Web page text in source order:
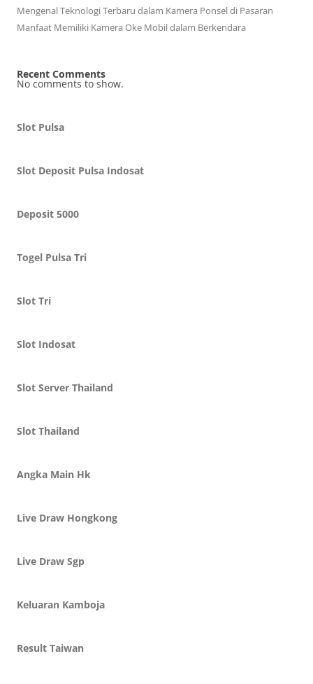
Mengenal Teknologi Terbaru dalam Kamera Ponsel di Pasaran
Manfaat Memiliki Kamera Oke Mobil dalam Berkendara
Recent Comments
No comments to show.
Slot Pulsa
Slot Deposit Pulsa Indosat
Deposit 5000
Togel Pulsa Tri
Slot Tri
Slot Indosat
Slot Server Thailand
Slot Thailand
Angka Main Hk
Live Draw Hongkong
Live Draw Sgp
Keluaran Kamboja
Result Taiwan